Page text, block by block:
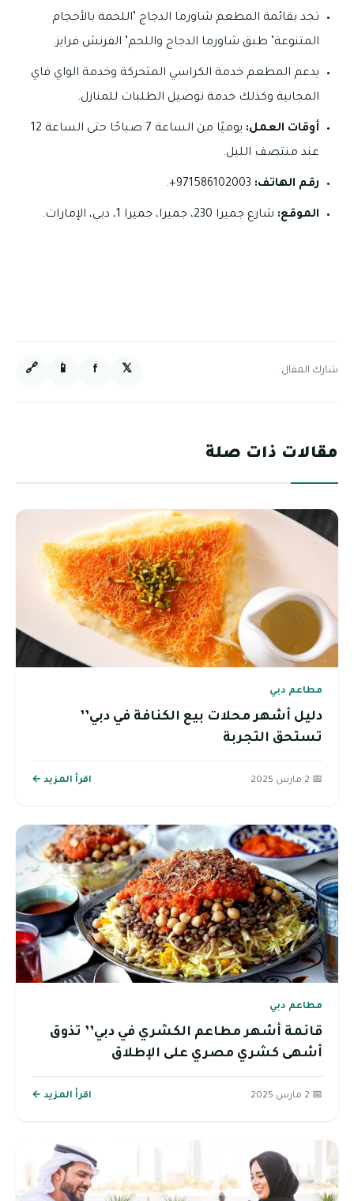
تجد بقائمة المطعم شاورما الدجاج ’اللحمة بالأحجام
المتنوعة’ طبق شاورما الدجاج واللحم’ الفرنش فرايز.
يدعم المطعم خدمة الكراسي المتحركة وخدمة الواي فاي
المجانية وكذلك خدمة توصيل الطلبات للمنازل.
أوقات العمل:
يوميًا من الساعة 7 صباحًا حتى الساعة 12
عند منتصف الليل.
رقم الهاتف:
الموقع: شارع جميرا 230، جميرا، جميرا 1، دبي، الإمارات.
شارك المقال: 𝕏
f
📱
🔗
مقالات ذات صلة
مطاعم دبي
دليل أشهر محلات بيع الكنافة في دبي’’
تستحق التجربة
📅 2 مارس 2025 اقرأ المزيد ←
مطاعم دبي
قائمة أشهر مطاعم الكشري في دبي’’ تذوق
أشهى كشري مصري على الإطلاق
📅 2 مارس 2025 اقرأ المزيد ←